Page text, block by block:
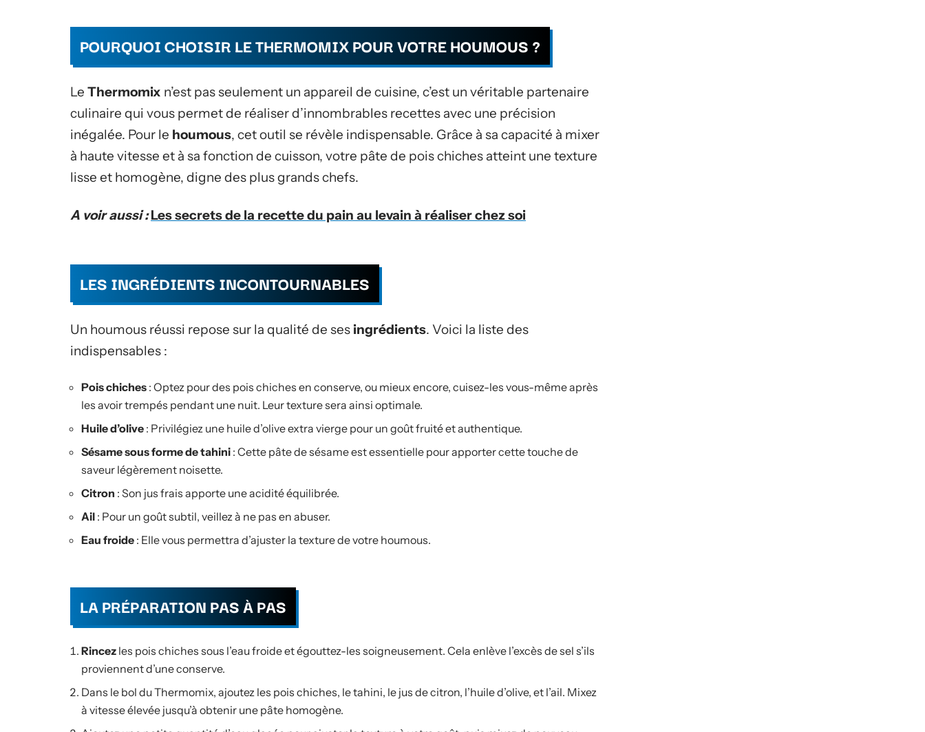
POURQUOI CHOISIR LE THERMOMIX POUR VOTRE HOUMOUS ?
Le Thermomix n’est pas seulement un appareil de cuisine, c’est un véritable partenaire
culinaire qui vous permet de réaliser d’innombrables recettes avec une précision
inégalée. Pour le houmous, cet outil se révèle indispensable. Grâce à sa capacité à mixer
à haute vitesse et à sa fonction de cuisson, votre pâte de pois chiches atteint une texture
lisse et homogène, digne des plus grands chefs.
A voir aussi : Les secrets de la recette du pain au levain à réaliser chez soi
LES INGRÉDIENTS INCONTOURNABLES
Un houmous réussi repose sur la qualité de ses ingrédients. Voici la liste des
indispensables :
Pois chiches : Optez pour des pois chiches en conserve, ou mieux encore, cuisez-les vous-même après
les avoir trempés pendant une nuit. Leur texture sera ainsi optimale.
Huile d’olive : Privilégiez une huile d’olive extra vierge pour un goût fruité et authentique.
Sésame sous forme de tahini : Cette pâte de sésame est essentielle pour apporter cette touche de
saveur légèrement noisette.
Citron : Son jus frais apporte une acidité équilibrée.
Ail : Pour un goût subtil, veillez à ne pas en abuser.
Eau froide : Elle vous permettra d’ajuster la texture de votre houmous.
LA PRÉPARATION PAS À PAS
Rincez les pois chiches sous l’eau froide et égouttez-les soigneusement. Cela enlève l’excès de sel s’ils
proviennent d’une conserve.
Dans le bol du Thermomix, ajoutez les pois chiches, le tahini, le jus de citron, l’huile d’olive, et l’ail. Mixez
à vitesse élevée jusqu’à obtenir une pâte homogène.